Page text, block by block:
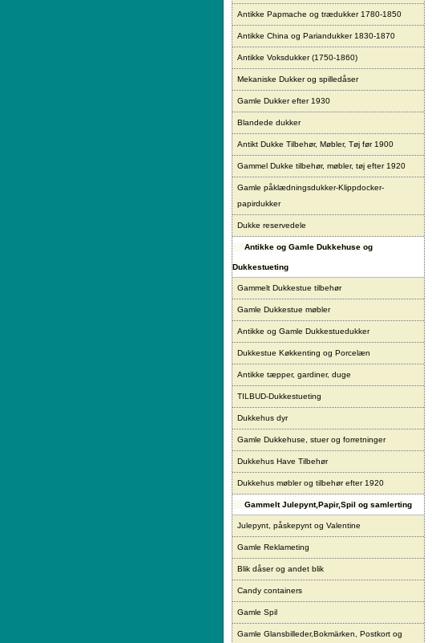
Antikke Papmache og trædukker 1780-1850
Antikke China og Pariandukker 1830-1870
Antikke Voksdukker (1750-1860)
Mekaniske Dukker og spilledåser
Gamle Dukker efter 1930
Blandede dukker
Antikt Dukke Tilbehør, Møbler, Tøj før 1900
Gammel Dukke tilbehør, møbler, tøj efter 1920
Gamle påklædningsdukker-Klippdocker-
papirdukker
Dukke reservedele
Antikke og Gamle Dukkehuse og
Dukkestueting
Gammelt Dukkestue tilbehør
Gamle Dukkestue møbler
Antikke og Gamle Dukkestuedukker
Dukkestue Køkkenting og Porcelæn
Antikke tæpper, gardiner, duge
TILBUD-Dukkestueting
Dukkehus dyr
Gamle Dukkehuse, stuer og forretninger
Dukkehus Have Tilbehør
Dukkehus møbler og tilbehør efter 1920
Gammelt Julepynt,Papir,Spil og samlerting
Julepynt, påskepynt og Valentine
Gamle Reklameting
Blik dåser og andet blik
Candy containers
Gamle Spil
Gamle Glansbilleder,Bokmärken, Postkort og